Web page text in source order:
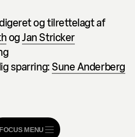
og tilrettelagt af
ogJan Stricker
sparring:Sune Anderberg
FOCUS MENU